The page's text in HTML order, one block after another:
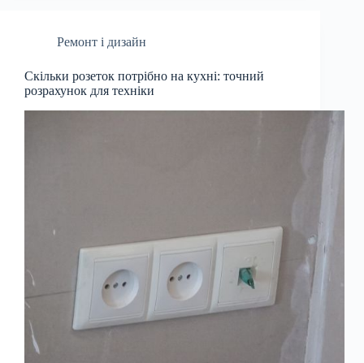
Ремонт і дизайн
Скільки розеток потрібно на кухні: точний
розрахунок для техніки